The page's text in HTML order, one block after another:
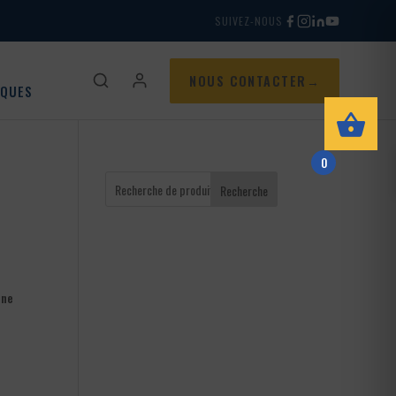
SUIVEZ-NOUS
NOUS CONTACTER
Recherche
0